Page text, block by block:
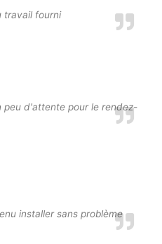
travail fourni
peu d'attente pour le rendez-
installer sans problème